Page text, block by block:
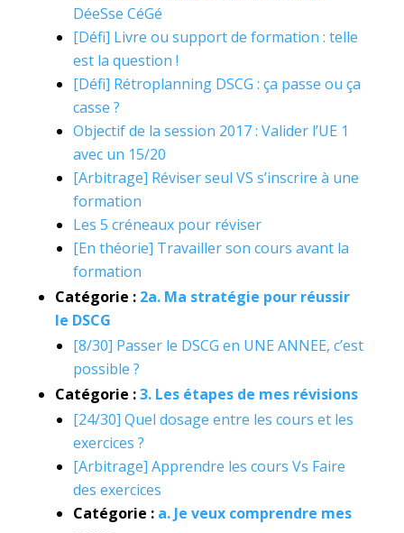
DéeSse CéGé
[Défi] Livre ou support de formation : telle
est la question !
[Défi] Rétroplanning DSCG : ça passe ou ça
casse ?
Objectif de la session 2017 : Valider l’UE 1
avec un 15/20
[Arbitrage] Réviser seul VS s’inscrire à une
formation
Les 5 créneaux pour réviser
[En théorie] Travailler son cours avant la
formation
Catégorie : 2a. Ma stratégie pour réussir
le DSCG
[8/30] Passer le DSCG en UNE ANNEE, c’est
possible ?
Catégorie :3. Les étapes de mes révisions
[24/30] Quel dosage entre les cours et les
exercices ?
[Arbitrage] Apprendre les cours Vs Faire
des exercices
Catégorie : a. Je veux comprendre mes